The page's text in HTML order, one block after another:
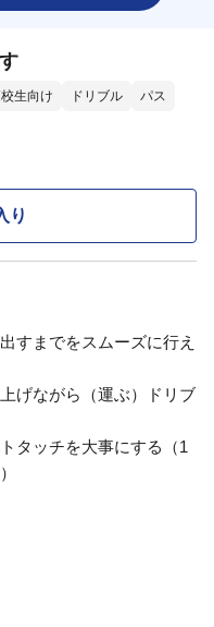
生向け ドリブル
パス
り
すまでをスムーズに行え
げながら（運ぶ）ドリブ
タッチを大事にする（1